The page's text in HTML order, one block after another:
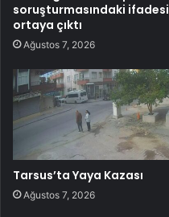
soruşturmasındaki ifadesi
ortaya çıktı
Ağustos 7, 2026
Tarsus’ta Yaya Kazası
Ağustos 7, 2026